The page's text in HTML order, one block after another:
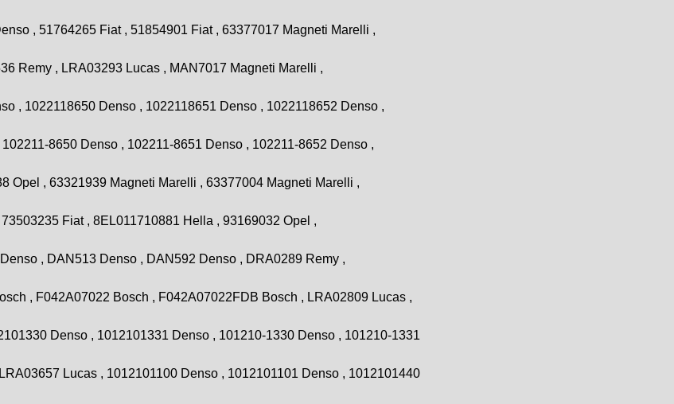
, 51764265 Fiat , 51854901 Fiat , 63377017 Magneti Marelli ,
Remy , LRA03293 Lucas , MAN7017 Magneti Marelli ,
, 1022118650 Denso , 1022118651 Denso , 1022118652 Denso ,
8650 Denso , 102211-8651 Denso , 102211-8652 Denso ,
Opel , 63321939 Magneti Marelli , 63377004 Magneti Marelli ,
Fiat , 8EL011710881 Hella , 93169032 Opel ,
, DAN513 Denso , DAN592 Denso , DRA0289 Remy ,
, F042A07022 Bosch , F042A07022FDB Bosch , LRA02809 Lucas ,
Denso , 1012101331 Denso , 101210-1330 Denso , 101210-1331
Lucas , 1012101100 Denso , 1012101101 Denso , 1012101440